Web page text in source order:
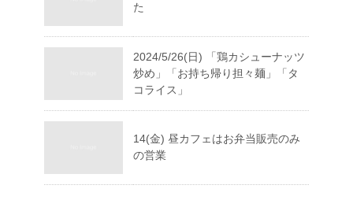
た
2024/5/26(日) 「鶏カシューナッツ
炒め」「お持ち帰り担々麺」「タ
コライス」
14(金) 昼カフェはお弁当販売のみ
の営業